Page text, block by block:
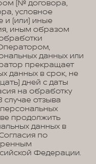
(№ договора,
условное
и (или) иные
иным образом
данных или
прекращает
данных в срок, не
дней с даты
на обработку
отзыва
продолжить
данных в
по
Федерации.